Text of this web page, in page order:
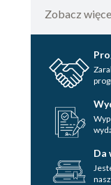
Zobacz
Da